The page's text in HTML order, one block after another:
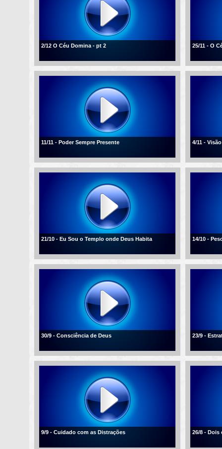
2/12 O Céu Domina - pt 2 25/11 - O
11/11 - Poder Sempre Presente 4/11 -
21/10 - Eu Sou o Templo onde Deus Habita 14/10 -
30/9 - Consciência de Deus 23/9 -
9/9 - Cuidado com as Distrações 26/8 - Dois